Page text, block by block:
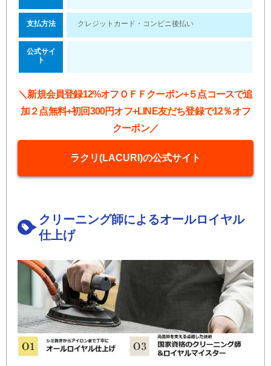
支払方法 クレジットカード・コンビニ後払い
公式サイ
ト
＼新規会員登録12%オフＯＦＦクーポン+５点コースで追
加２点無料+初回300円オフ+LINE友だち登録で12％オフ
クーポン／
ラクリ(LACURI)の公式サイト
クリーニング師によるオールロイヤル
仕上げ